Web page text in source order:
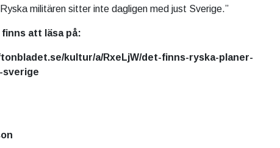
militären sitter inte dagligen med just Sverige.”
finns att läsa på:
kultur/a/RxeLjW/det-finns-ryska-planer-
sverige